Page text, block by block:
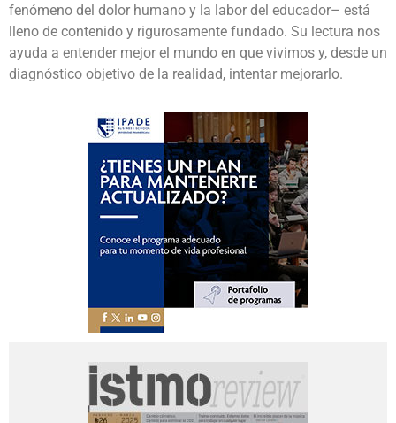
fenómeno del dolor humano y la labor del educador– está
lleno de contenido y rigurosamente fundado. Su lectura nos
ayuda a entender mejor el mundo en que vivimos y, desde un
diagnóstico objetivo de la realidad, intentar mejorarlo.